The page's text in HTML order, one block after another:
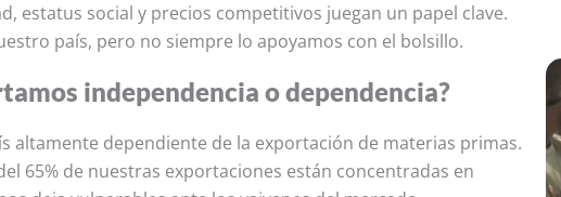
estatus social y precios competitivos juegan un papel clave.
país, pero no siempre lo apoyamos con el bolsillo.
independencia o dependencia?
altamente dependiente de la exportación de materias primas.
65% de nuestras exportaciones están concentradas en